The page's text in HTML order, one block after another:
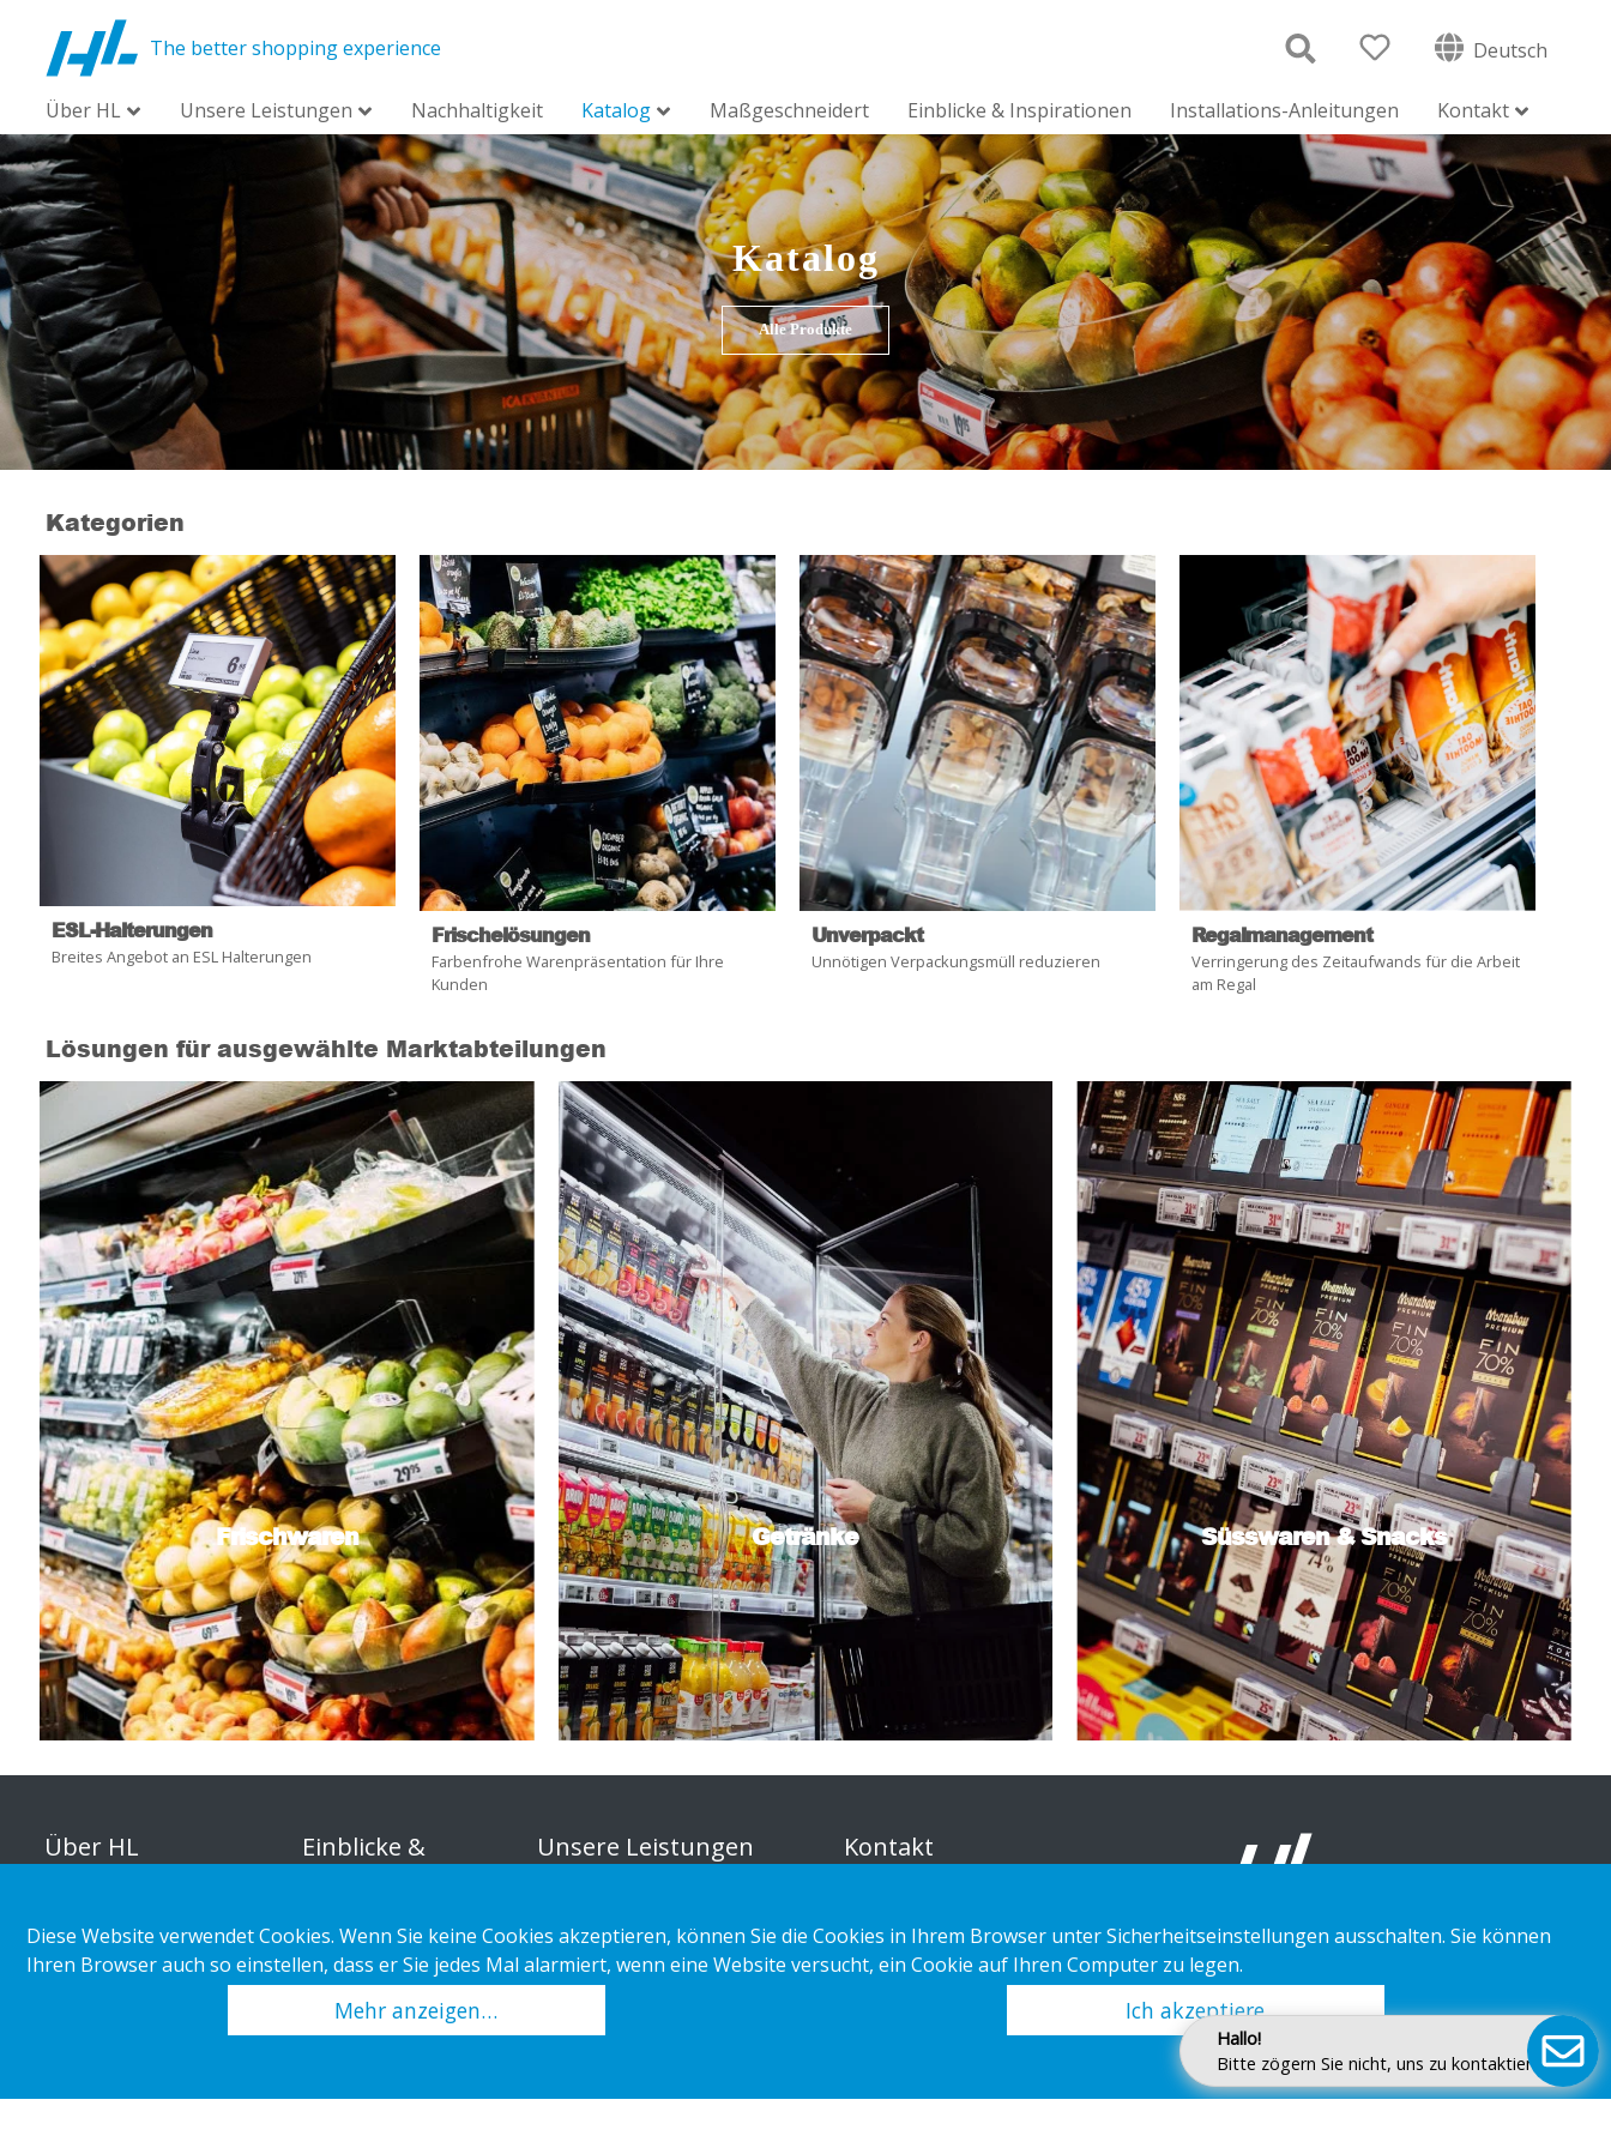
The better shopping experience Deutsch
Über HL Unsere Leistungen Nachhaltigkeit Katalog Maßgeschneidert Einblicke & Inspirationen Installations-Anleitungen Kontakt
Katalog
Alle Produkte
Kategorien
ESL-Halterungen
Breites Angebot an ESL Halterungen
Frischelösungen
Farbenfrohe Warenpräsentation für Ihre
Kunden
Unverpackt
Unnötigen Verpackungsmüll reduzieren
Regalmanagement
Verringerung des Zeitaufwands für die Arbeit
am Regal
Lösungen für ausgewählte Marktabteilungen
Frischwaren Getränke Süsswaren & Snacks
Hallo!
Bitte zögern Sie nicht, uns zu kontaktieren.
Über HL
Unternehmerische
Verantwortung
Einblicke &
Marktabteilung
Kundenbeispiele
Einzelhandelstrends
Unsere Leistungen
Kreislaufangebot
Maßgeschneidert
Kontakt
Cookies
Diese Website verwendet Cookies. Wenn Sie keine Cookies akzeptieren, können Sie die Cookies in Ihrem Browser unter Sicherheitseinstellungen ausschalten. Sie können
Ihren Browser auch so einstellen, dass er Sie jedes Mal alarmiert, wenn eine Website versucht, ein Cookie auf Ihren Computer zu legen.
Mehr anzeigen… Ich akzeptiere